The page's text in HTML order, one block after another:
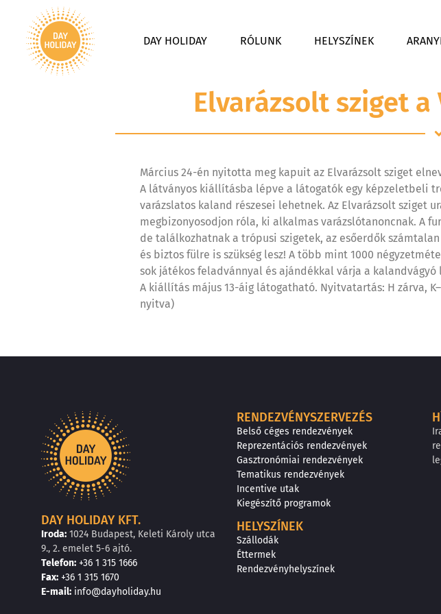
DAY HOLIDAY RÓLUNK HELYSZÍNEK
Elvarázsolt sziget
Március 24-én nyitotta meg kapuit az Elvarázsolt sziget
A látványos kiállításba lépve a látogatók egy képzeletbeli
varázslatos kaland részesei lehetnek. Az Elvarázsolt sziget
megbizonyosodjon róla, ki alkalmas varázslótanoncnak. A
de találkozhatnak a trópusi szigetek, az esőerdők
és biztos fülre is szükség lesz! A több mint 1000
sok játékos feladvánnyal és ajándékkal várja a kalandvágyó
A kiállítás május 13-áig látogatható. Nyitvatartás: H zárva,
nyitva)
DAY HOLIDAY KFT.
Iroda: 1024 Budapest, Keleti Károly utca
9., 2. emelet 5-6 ajtó.
Telefon: +36 1 315 1666
Fax: +36 1 315 1670
E-mail: info@dayholiday.hu
RENDEZVÉNYSZERVEZÉS
Belső céges rendezvények
Reprezentációs rendezvények
Gasztronómiai rendezvények
Tematikus rendezvények
Incentive utak
Kiegészítő programok
HELYSZÍNEK
Szállodák
Éttermek
Rendezvényhelyszínek